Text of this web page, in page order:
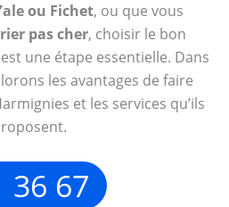
ou Fichet, ou que vous
pas cher, choisir le bon
est une étape essentielle. Dans
les avantages de faire
et les services qu’ils
36 67